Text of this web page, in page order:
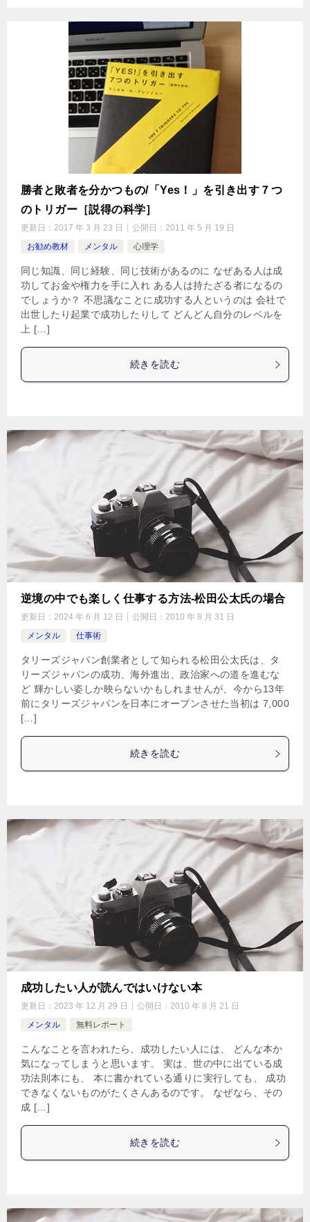
勝者と敗者を分かつもの/「Yes！」を引き出す７つ
のトリガー［説得の科学］
更新日： 2017 年 3 月 23 日 公開日： 2011 年 5 月 19 日
お勧め教材
メンタル 心理学
同じ知識、同じ経験、同じ技術があるのに なぜある人は成
功してお金や権力を手に入れ ある人は持たざる者になるの
でしょうか？ 不思議なことに成功する人というのは 会社で
出世したり起業で成功したりして どんどん自分のレベルを
上 […]
続きを読む
逆境の中でも楽しく仕事する方法-松田公太氏の場合
更新日： 2024 年 6 月 12 日 公開日： 2010 年 8 月 31 日
メンタル
仕事術
タリーズジャパン創業者として知られる松田公太氏は、タ
リーズジャパンの成功、海外進出、政治家への道を進むな
ど 輝かしい姿しか映らないかもしれませんが、今から13年
前にタリーズジャパンを日本にオープンさせた当初は 7,000
[…]
続きを読む
成功したい人が読んではいけない本
更新日： 2023 年 12 月 29 日 公開日： 2010 年 8 月 21 日
メンタル
無料レポート
こんなことを言われたら、成功したい人には、 どんな本か
気になってしまうと思います。 実は、世の中に出ている成
功法則本にも、 本に書かれている通りに実行しても、 成功
できなくないものがたくさんあるのです。 なぜなら、その
成 […]
続きを読む